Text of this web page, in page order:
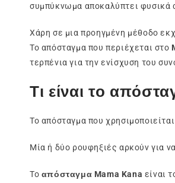
συμπύκνωμα αποκαλύπτει φυσικά
Χάρη σε μια προηγμένη μέθοδο
Το απόσταγμα που περιέχεται στο
τερπένια για την ενίσχυση του
Τι είναι το
Το απόσταγμα που
Μία ή δύο ρουφηξιές αρκούν για
Το απόσταγμα Mama Kana είναι